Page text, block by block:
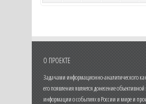
О ПРОЕКТЕ
Задачами информационно-аналитического
его появления является донесение
информации о событиях в России и мире и